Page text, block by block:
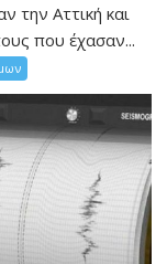
την Αττική και
που έχασαν...